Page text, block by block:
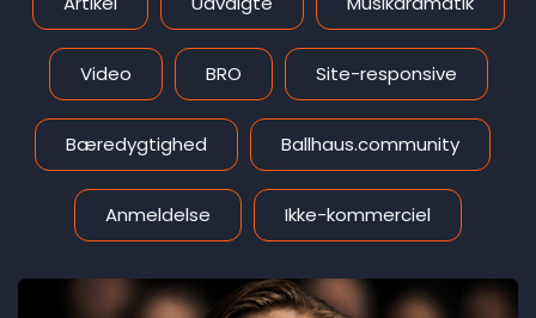
Video BRO Site-responsive
Bæredygtighed Ballhaus.community
Anmeldelse Ikke-kommerciel